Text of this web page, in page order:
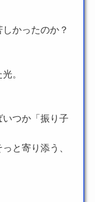
かったのか？
。
つか「振り子
と寄り添う、